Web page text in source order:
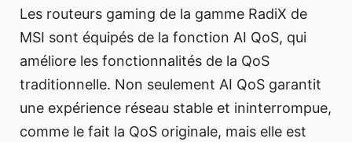
Les routeurs gaming de la gamme RadiX de
MSI sont équipés de la fonction AI QoS, qui
améliore les fonctionnalités de la QoS
traditionnelle. Non seulement AI QoS garantit
une expérience réseau stable et ininterrompue,
comme le fait la QoS originale, mais elle est